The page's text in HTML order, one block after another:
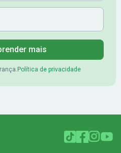
mais
Política de privacidade